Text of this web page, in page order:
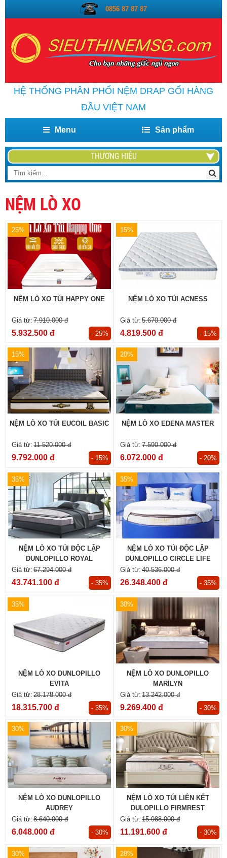
0856 87 87 87
HỆ THỐNG PHÂN PHỐI NỆM DRAP GỐI HÀNG
ĐẦU VIỆT NAM
Menu Sản phẩm
THƯƠNG HIỆU
NỆM LÒ XO
25%
NỆM LÒ XO TÚI HAPPY ONE
7.910.000 đ
5.932.500 đ - 25%
15%
NỆM LÒ XO TÚI ACNESS
5.670.000 đ
4.819.500 đ - 15%
15%
NỆM LÒ XO TÚI EUCOIL BASIC
11.520.000 đ
9.792.000 đ - 15%
20%
NỆM LÒ XO EDENA MASTER
7.590.000 đ
6.072.000 đ - 20%
35%
NỆM LÒ XO TÚI ĐỘC LẬP
DUNLOPILLO ROYAL
KENSINGTON
67.294.000 đ
43.741.100 đ - 35%
35%
NỆM LÒ XO TÚI ĐỘC LẬP
DUNLOPILLO CIRCLE LIFE
40.536.000 đ
26.348.400 đ - 35%
35%
NỆM LÒ XO DUNLOPILLO
EVITA
28.178.000 đ
18.315.700 đ - 35%
30%
NỆM LÒ XO DUNLOPILLO
MARILYN
13.242.000 đ
9.269.400 đ - 30%
30%
NỆM LÒ XO DUNLOPILLO
AUDREY
8.640.000 đ
6.048.000 đ - 30%
30%
NỆM LÒ XO TÚI LIÊN KẾT
DULOPILLO FIRMREST
SUPREME
15.988.000 đ
11.191.600 đ - 30%
30% 28%